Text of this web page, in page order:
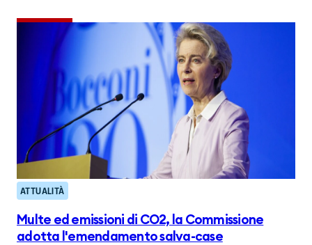
ATTUALITÀ
Multe ed emissioni di CO2, la Commissione
adotta l'emendamento salva-case